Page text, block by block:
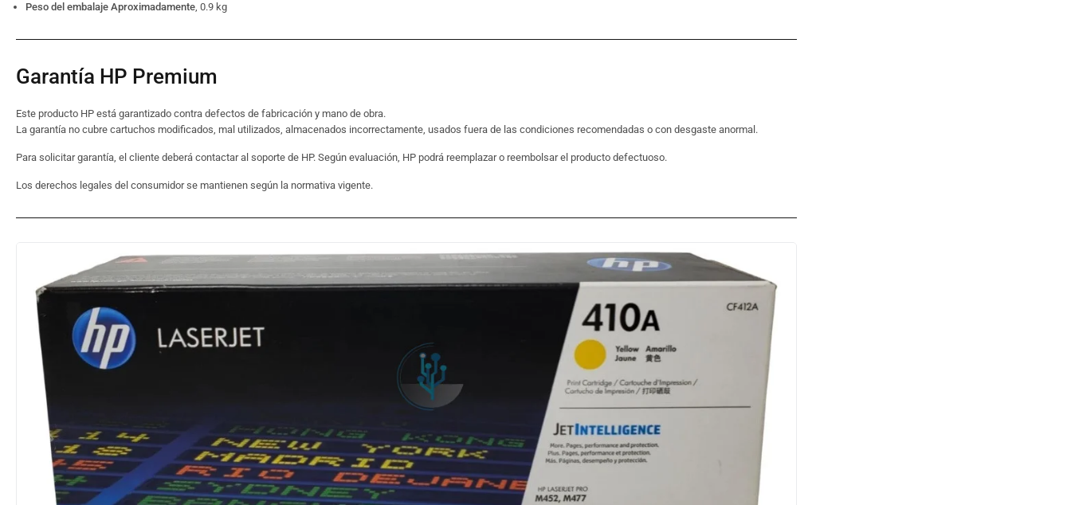
Peso del embalaje Aproximadamente, 0.9 kg
Garantía HP Premium
Este producto HP está garantizado contra defectos de fabricación y mano de obra.
La garantía no cubre cartuchos modificados, mal utilizados, almacenados incorrectamente, usados fuera de las condiciones recomendadas o con desgaste anormal.
Para solicitar garantía, el cliente deberá contactar al soporte de HP. Según evaluación, HP podrá reemplazar o reembolsar el producto defectuoso.
Los derechos legales del consumidor se mantienen según la normativa vigente.